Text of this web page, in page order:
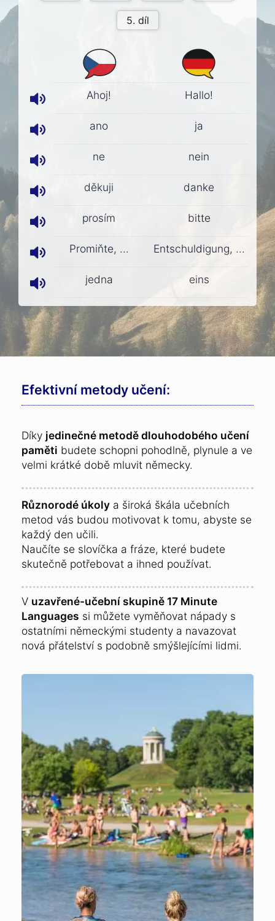
Ahoj! Hallo!
ano ja
ne nein
děkuji danke
prosím bitte
Promiňte, ... Entschuldigung, ...
jedna eins
Efektivní metody učení:
Díky jedinečné metodě dlouhodobého učení
paměti budete schopni pohodlně, plynule a ve
velmi krátké době mluvit německy.
Různorodé úkoly a široká škála učebních
metod vás budou motivovat k tomu, abyste se
každý den učili.
Naučíte se slovíčka a fráze, které budete
skutečně potřebovat a ihned používat.
V uzavřené-učební skupině 17 Minute
Languages si můžete vyměňovat nápady s
ostatními německými studenty a navazovat
nová přátelství s podobně smýšlejícími lidmi.